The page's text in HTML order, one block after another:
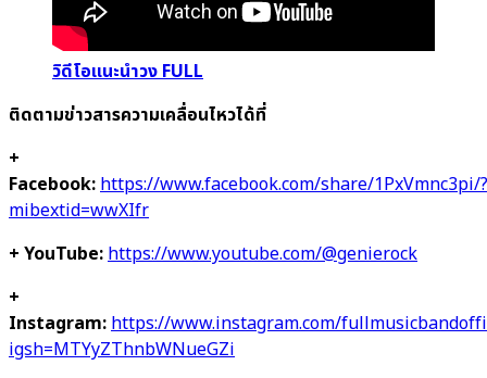
วิดีโอแนะนำวง FULL
ติดตามข่าวสารความเคลื่อนไหวได้ที่
+
Facebook:https://www.facebook.com/share/1PxVmnc3pi/?
mibextid=wwXIfr
+ YouTube:https://www.youtube.com/@genierock
+
Instagram:https://www.instagram.com/
igsh=MTYyZThnbWNueGZi